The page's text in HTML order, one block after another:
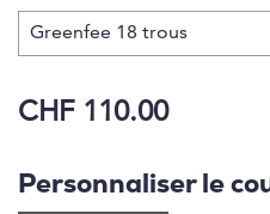
CHF 110.00
Personnaliser le